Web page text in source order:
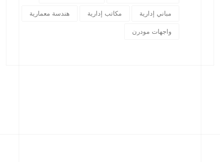
مباني إدارية مكاتب إدارية هندسة معمارية
واجهات مودرن